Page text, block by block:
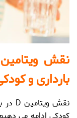
بارداری و
نقش ویتامین D در بدن